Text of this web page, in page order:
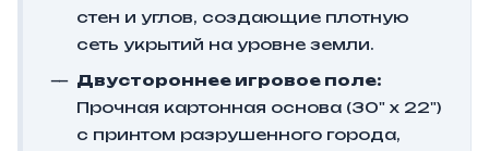
стен и углов, создающие плотную
сеть укрытий на уровне земли.
Двустороннее игровое поле:
Прочная картонная основа (30" x 22")
с принтом разрушенного города,